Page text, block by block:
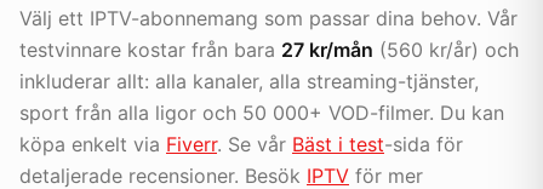
Välj ett IPTV-abonnemang som passar dina behov. Vår
testvinnare kostar från bara 27 kr/mån (560 kr/år) och
inkluderar allt: alla kanaler, alla streaming-tjänster,
sport från alla ligor och 50 000+ VOD-filmer. Du kan
köpa enkelt via Fiverr. Se vår Bäst i test-sida för
detaljerade recensioner. Besök IPTV för mer